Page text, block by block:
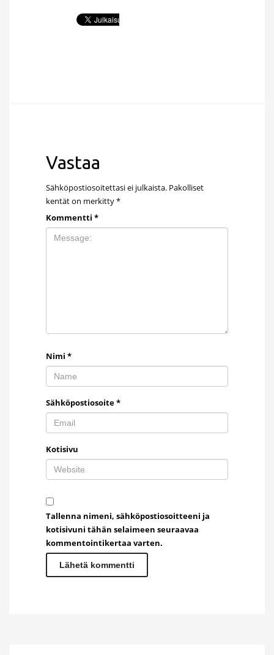
Vastaa
Sähköpostiosoitettasi ei julkaista. Pakolliset
kentät on merkitty*
Kommentti *
Nimi *
Sähköpostiosoite*
Kotisivu
Tallenna nimeni, sähköpostiosoitteeni ja
kotisivuni tähän selaimeen seuraavaa
kommentointikertaa varten.